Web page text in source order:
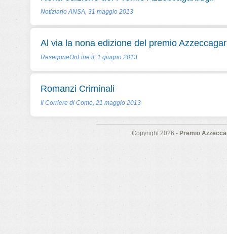
Notiziario ANSA, 31 maggio 2013
Al via la nona edizione del premio
ResegoneOnLine.it, 1 giugno 2013
Romanzi Criminali
Il Corriere di Como, 21 maggio 2013
Copyright 2026 - Premio